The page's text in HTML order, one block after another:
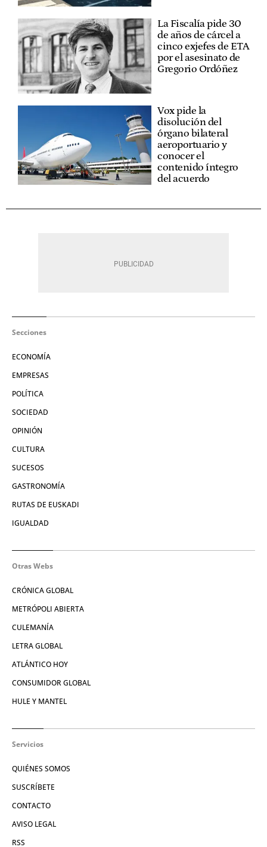
La Fiscalía pide 30
de años de cárcel a
cinco exjefes de ETA
por el asesinato de
Gregorio Ordóñez
Vox pide la
disolución del
órgano bilateral
aeroportuario y
conocer el
contenido íntegro
del acuerdo
Secciones
ECONOMÍA
EMPRESAS
POLÍTICA
SOCIEDAD
OPINIÓN
CULTURA
SUCESOS
GASTRONOMÍA
RUTAS DE EUSKADI
IGUALDAD
Otras Webs
CRÓNICA GLOBAL
METRÓPOLI ABIERTA
CULEMANÍA
LETRA GLOBAL
ATLÁNTICO HOY
CONSUMIDOR GLOBAL
HULE Y MANTEL
Servicios
QUIÉNES SOMOS
SUSCRÍBETE
CONTACTO
AVISO LEGAL
RSS